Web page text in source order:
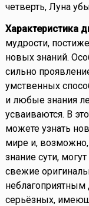
четверть, Луна
Характеристика
мудрости,
новых знаний.
сильно
умственных
и любые знания
усваиваются. В
можете узнать
мире и,
знание сути,
свежие
серьёзных,